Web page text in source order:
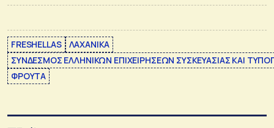
FRESHELLAS
ΛΑΧΑΝΙΚΑ
ΣΥΝΔΕΣΜΟΣ ΕΛΛΗΝΙΚΩΝ ΕΠΙΧΕΙΡΗΣΕΩΝ ΣΥΣΚΕΥΑΣΙΑΣ ΚΑΙ
ΦΡΟΥΤΑ